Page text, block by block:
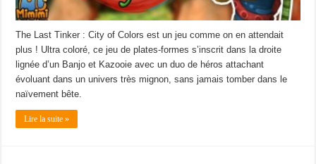
The Last Tinker : City of Colors est un jeu comme on en attendait
plus ! Ultra coloré, ce jeu de plates-formes s’inscrit dans la droite
lignée d’un Banjo et Kazooie avec un duo de héros attachant
évoluant dans un univers très mignon, sans jamais tomber dans le
naïvement bête.
Lire la suite »